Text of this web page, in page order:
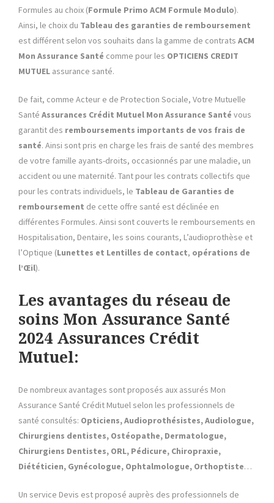
Formules au choix (Formule Primo ACM Formule Modulo).
Ainsi, le choix du Tableau des garanties de remboursement
est différent selon vos souhaits dans la gamme de contrats ACM
Mon Assurance Santé comme pour les OPTICIENS CREDIT
MUTUEL assurance santé.
De fait, comme Acteur e de Protection Sociale, Votre Mutuelle
Santé Assurances Crédit Mutuel Mon Assurance Santé vous
garantit des remboursements importants de vos frais de
santé. Ainsi sont pris en charge les frais de santé des membres
de votre famille ayants-droits, occasionnés par une maladie, un
accident ou une maternité. Tant pour les contrats collectifs que
pour les contrats individuels, le Tableau de Garanties de
remboursement de cette offre santé est déclinée en
différentes Formules. Ainsi sont couverts le remboursements en
Hospitalisation, Dentaire, les soins courants, L’audioprothèse et
l’Optique (Lunettes et Lentilles de contact, opérations de
l’Œil).
Les avantages du réseau de
soins Mon Assurance Santé
2024 Assurances Crédit
Mutuel:
De nombreux avantages sont proposés aux assurés Mon
Assurance Santé Crédit Mutuel selon les professionnels de
santé consultés: Opticiens, Audioprothésistes, Audiologue,
Chirurgiens dentistes, Ostéopathe, Dermatologue,
Chirurgiens Dentistes, ORL, Pédicure, Chiropraxie,
Diététicien, Gynécologue, Ophtalmologue, Orthoptiste…
Un service Devis est proposé auprès des professionnels de